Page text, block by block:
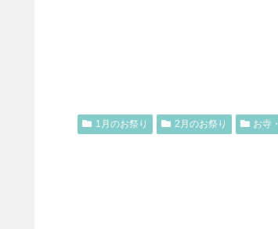
1月のお祭り 2月のお祭り お寺